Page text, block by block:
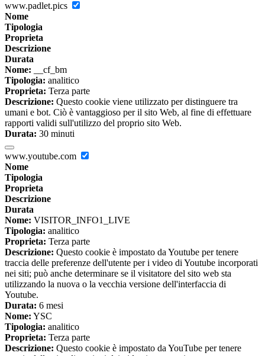
www.padlet.pics
Nome
Tipologia
Proprieta
Descrizione
Durata
Nome: __cf_bm
Tipologia: analitico
Proprieta: Terza parte
Descrizione: Questo cookie viene utilizzato per distinguere tra
umani e bot. Ciò è vantaggioso per il sito Web, al fine di effettuare
rapporti validi sull'utilizzo del proprio sito Web.
Durata: 30 minuti
www.youtube.com
Nome
Tipologia
Proprieta
Descrizione
Durata
Nome: VISITOR_INFO1_LIVE
Tipologia: analitico
Proprieta: Terza parte
Descrizione: Questo cookie è impostato da Youtube per tenere
traccia delle preferenze dell'utente per i video di Youtube incorporati
nei siti; può anche determinare se il visitatore del sito web sta
utilizzando la nuova o la vecchia versione dell'interfaccia di
Youtube.
Durata: 6 mesi
Nome: YSC
Tipologia: analitico
Proprieta: Terza parte
Descrizione: Questo cookie è impostato da YouTube per tenere